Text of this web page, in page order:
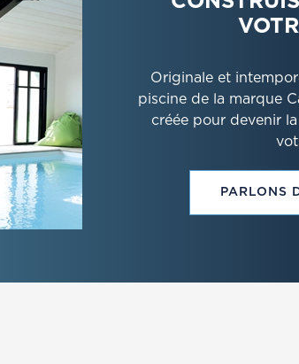
Originale et
piscine de la marque
créée pour devenir
PARLONS